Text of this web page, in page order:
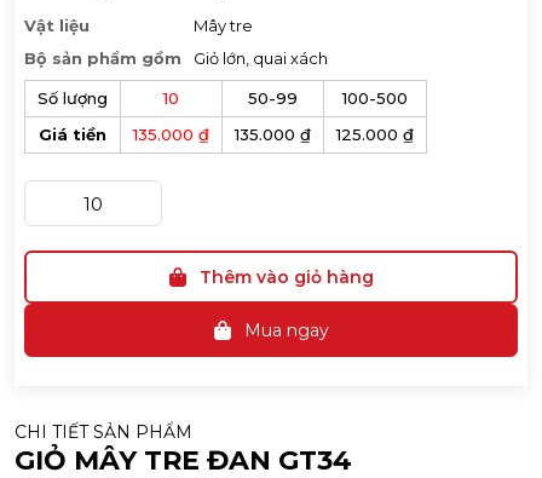
Vật liệu
Mây tre
Bộ sản phẩm gồm
Giỏ lớn, quai xách
Số lượng 10 50-99
100-500
Giá tiền
135.000 ₫ 135.000 ₫ 125.000 ₫
Thêm vào giỏ hàng
Mua ngay
CHI TIẾT SẢN PHẨM
GIỎ MÂY TRE ĐAN GT34